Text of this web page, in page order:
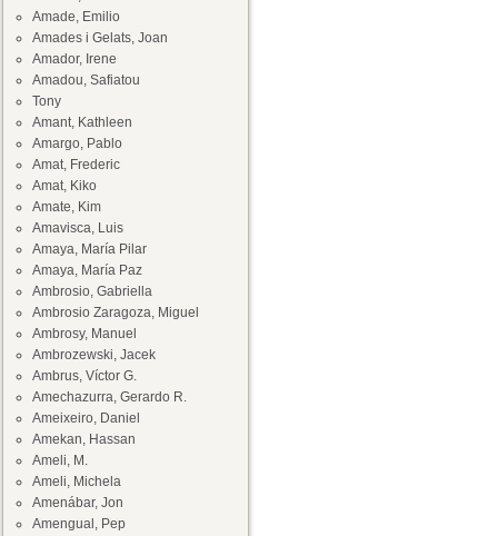
Amade, Emilio
Amades i Gelats, Joan
Amador, Irene
Amadou, Safiatou
Tony
Amant, Kathleen
Amargo, Pablo
Amat, Frederic
Amat, Kiko
Amate, Kim
Amavisca, Luis
Amaya, María Pilar
Amaya, María Paz
Ambrosio, Gabriella
Ambrosio Zaragoza, Miguel
Ambrosy, Manuel
Ambrozewski, Jacek
Ambrus, Víctor G.
Amechazurra, Gerardo R.
Ameixeiro, Daniel
Amekan, Hassan
Ameli, M.
Ameli, Michela
Amenábar, Jon
Amengual, Pep